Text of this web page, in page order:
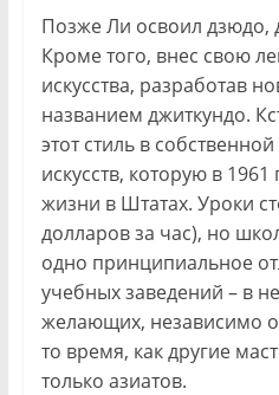
Позже Ли освоил дзюдо,
Кроме того, внес свою
искусства, разработав
названием джиткундо.
этот стиль в
искусств, которую в
жизни в Штатах. Уроки
долларов за час), но
одно принципиальное
учебных заведений – в
желающих, независимо
то время, как другие
только азиатов.